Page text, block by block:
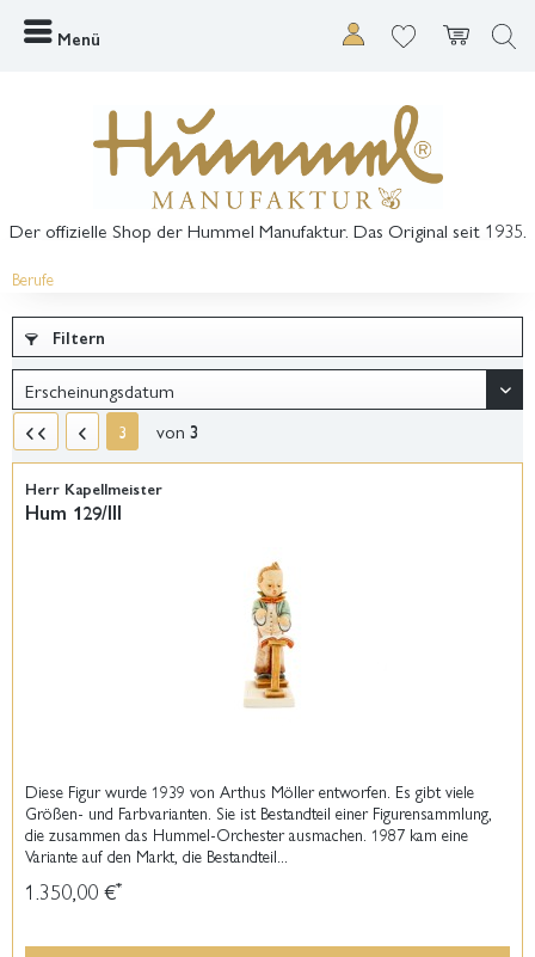
Menü
Der offizielle Shop der Hummel Manufaktur. Das Original seit 1935.
Berufe
Filtern
3 von 3
Herr Kapellmeister
Hum 129/III
Diese Figur wurde 1939 von Arthus Möller entworfen. Es gibt viele
Größen- und Farbvarianten. Sie ist Bestandteil einer Figurensammlung,
die zusammen das Hummel-Orchester ausmachen. 1987 kam eine
Variante auf den Markt, die Bestandteil...
1.350,00 €*